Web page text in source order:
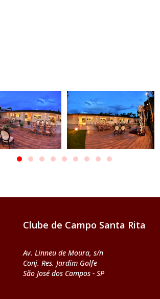
Clube de Campo Santa Rita
Av. Linneu de Moura, s/n
Conj. Res. Jardim Golfe
São José dos Campos - SP